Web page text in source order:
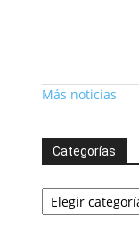
Más noticias
Categorías
Categorías